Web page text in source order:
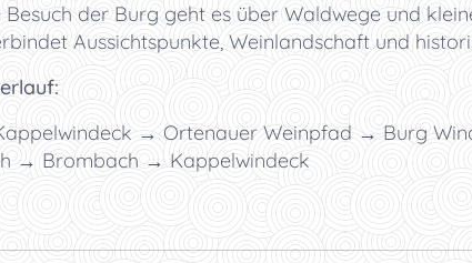
der Burg geht es über Waldwege und
Aussichtspunkte, Weinlandschaft und
→ Ortenauer Weinpfad → Burg
→ Brombach → Kappelwindeck